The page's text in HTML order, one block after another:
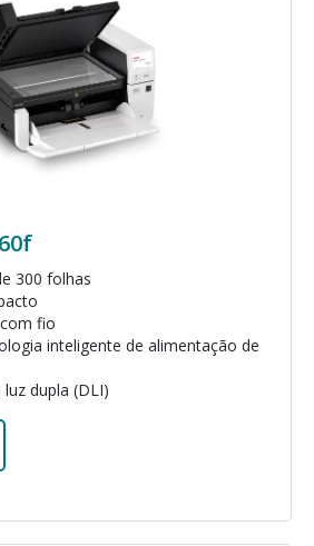
300 folhas
fio
inteligente de alimentação de
dupla (DLI)